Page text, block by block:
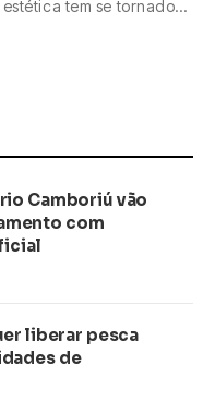
tem se tornado…
Camboriú vão
com
liberar pesca
de